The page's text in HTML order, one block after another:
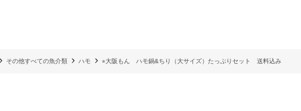
その他すべての魚介類 ハモ ⭐︎大阪もん ハモ鍋&ちり（大サイズ）たっぷりセット 送料込み